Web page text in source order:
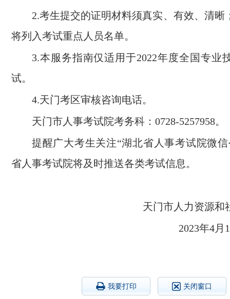
2.考生提交的证明材料须真实、有效、清晰
将列入考试重点人员名单。
3.本服务指南仅适用于2022年度全国专业
试。
4.天门考区审核咨询电话。
天门市人事考试院考务科：0728-5257958。
提醒广大考生关注“湖北省人事考试院微
省人事考试院将及时推送各类考试信息。
天门市人力资源
2023
我要打印 关闭窗口